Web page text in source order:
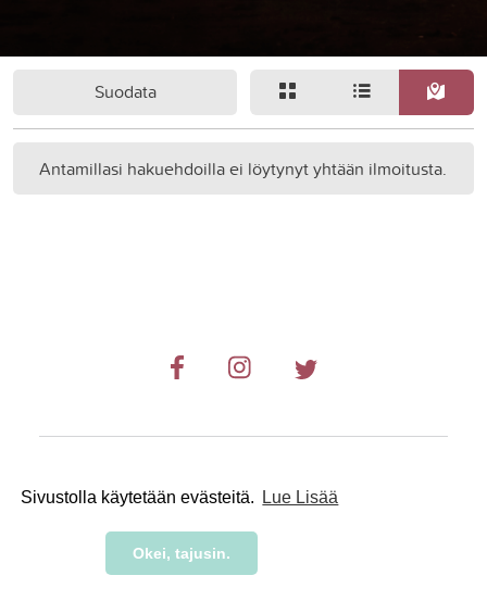
Sivustolla käytetään evästeitä. Lue Lisää
Okei, tajusin.
Suodata
Antamillasi hakuehdoilla ei löytynyt yhtään ilmoitusta.